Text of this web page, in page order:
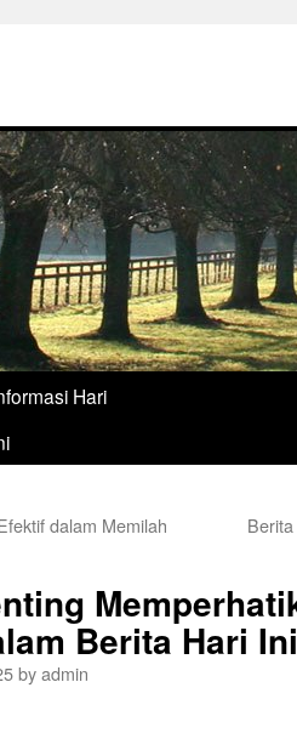
Hari
dalam Memilah
Berita Hari Ini
byadmin